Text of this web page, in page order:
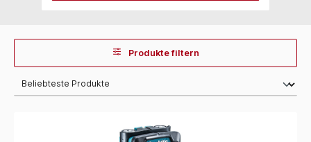
Produkte filtern